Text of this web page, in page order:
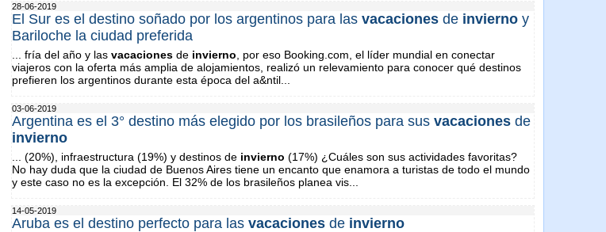
28-06-2019
El Sur es el destino soñado por los argentinos para las vacaciones de invierno y
Bariloche la ciudad preferida
... fría del año y las vacaciones de invierno , por eso Booking.com, el líder mundial en conectar
viajeros con la oferta más amplia de alojamientos, realizó un relevamiento para conocer qué destinos
prefieren los argentinos durante esta época del a&ntil...
03-06-2019
Argentina es el 3° destino más elegido por los brasileños para sus vacaciones de
invierno
... (20%), infraestructura (19%) y destinos de invierno (17%) ¿Cuáles son sus actividades favoritas?
No hay duda que la ciudad de Buenos Aires tiene un encanto que enamora a turistas de todo el mundo
y este caso no es la excepción. El 32% de los brasileños planea vis...
14-05-2019
Aruba es el destino perfecto para las vacaciones de invierno